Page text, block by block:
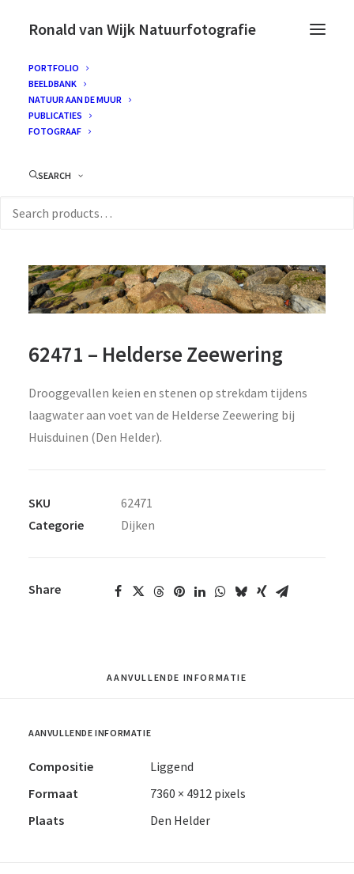
Ronald van Wijk Natuurfotografie
PORTFOLIO
BEELDBANK
NATUUR AAN DE MUUR
PUBLICATIES
FOTOGRAAF
SEARCH
62471 – Helderse Zeewering
Drooggevallen keien en stenen op strekdam tijdens
laagwater aan voet van de Helderse Zeewering bij
Huisduinen (Den Helder).
SKU
62471
Categorie
Dijken
Share
AANVULLENDE INFORMATIE
AANVULLENDE INFORMATIE
Compositie
Liggend
Formaat
7360 × 4912 pixels
Plaats
Den Helder